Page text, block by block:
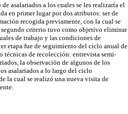
asalariados a los cuales se les realizaría el
en primer lugar por dos atributos: ser de
recogida previamente, con la cual se
segundo criterio tuvo como objetivo eliminar
de trabajo y las condiciones de
etapa fue de seguimiento del ciclo anual de
técnicas de recolección: entrevista semi-
la observación de algunos de los
asalariados a lo largo del ciclo
la cual se realizó una nueva visita de